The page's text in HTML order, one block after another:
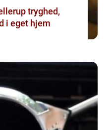
i eget hjem